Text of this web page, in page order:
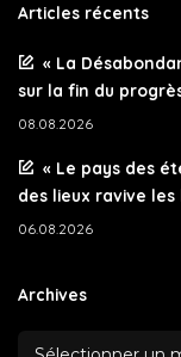
Articles récents
« La
sur la fin du
08.08.2026
« Le pays des
des lieux ravive
06.08.2026
Archives